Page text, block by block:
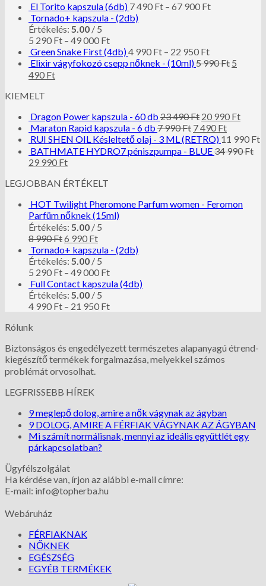
El Torito kapszula (6db) 7 490 Ft – 67 900 Ft
Tornado+ kapszula - (2db)
Értékelés: 5.00 / 5
5 290 Ft – 49 000 Ft
Green Snake First (4db)4 990 Ft – 22 950 Ft
Elixir vágyfokozó csepp nőknek - (10ml)5 990Ft 5
490 Ft
KIEMELT
Dragon Power kapszula - 60 db 23 490Ft 20 990 Ft
Maraton Rapid kapszula - 6 db 7 990Ft 7 490 Ft
RUI SHEN OIL Késleltető olaj - 3 ML (RETRO) 11 990 Ft
BATHMATE HYDRO7 péniszpumpa - BLUE34 990Ft
29 990 Ft
LEGJOBBAN ÉRTÉKELT
HOT Twilight Pheromone Parfum women - Feromon
Parfüm nőknek (15ml)
Értékelés: 5.00 / 5
8 990Ft6 990 Ft
Tornado+ kapszula - (2db)
Értékelés: 5.00 / 5
5 290 Ft – 49 000 Ft
Full Contact kapszula (4db)
Értékelés: 5.00 / 5
4 990 Ft – 21 950 Ft
Rólunk
Biztonságos és engedélyezett természetes alapanyagú étrend-
kiegészítő termékek forgalmazása, melyekkel számos
problémát orvosolhat.
LEGFRISSEBB HÍREK
9 meglepő dolog, amire a nők vágynak az ágyban
9 DOLOG, AMIRE A FÉRFIAK VÁGYNAK AZ ÁGYBAN
Mi számít normálisnak, mennyi az ideális együttlét egy
párkapcsolatban?
Ügyfélszolgálat
Ha kérdése van, írjon az alábbi e-mail címre:
E-mail: info@topherba.hu
Webáruház
FÉRFIAKNAK
NŐKNEK
EGÉSZSÉG
EGYÉB TERMÉKEK